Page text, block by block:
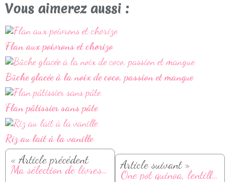
Vous aimerez aussi :
Flan aux poivrons et chorizo
Bûche glacée à la noix de coco, passion et mangue
Flan pâtissier sans pâte
Riz au lait à la vanille
« Article précédent
Ma sélection de livres recettes pour manger équilibré Article suivant »
One pot quinoa, lentilles corail, carotte, courgette et tomate